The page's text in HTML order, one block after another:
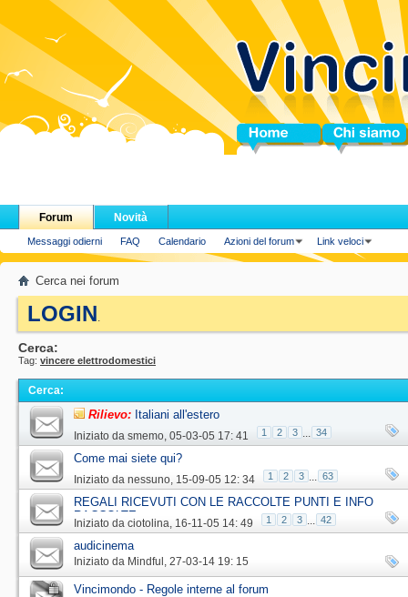
Home Chi siamo
Forum
Messaggi odierni FAQ Calendario Azioni del forum Link veloci
Novità
Cerca nei forum
LOGIN.
Cerca:
Tag: vincere elettrodomestici
Cerca:
Rilievo: Italiani all'estero
Iniziato da smemo‎, 05-03-05 17: 41 1 2 3 ... 34
Come mai siete qui?
Iniziato da nessuno‎, 15-09-05 12: 34 1 2 3 ... 63
REGALI RICEVUTI CON LE RACCOLTE PUNTI E INFO
RACCOLTE
Iniziato da ciotolina‎, 16-11-05 14: 49 1 2 3 ... 42
audicinema
Iniziato da Mindful ‎, 27-03-14 19: 15
Vincimondo - Regole interne al forum